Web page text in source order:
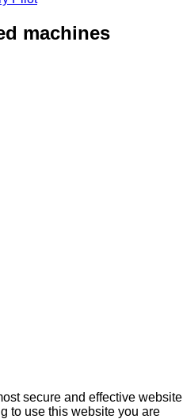
machines
secure and effective website
to use this website you are